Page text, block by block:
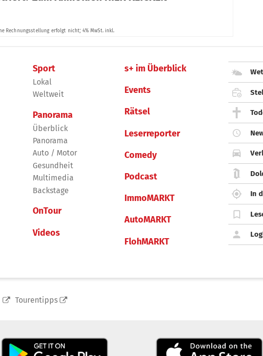
Sport
Lokal
Weltweit
Panorama
Überblick
Panorama
Auto / Motor
Gesundheit
Multimedia
Backstage
OnTour
Videos
s+ im Überblick
Events
Rätsel
Leserreporter
Comedy
Podcast
ImmoMARKT
AutoMARKT
FlohMARKT
In
Tourentipps